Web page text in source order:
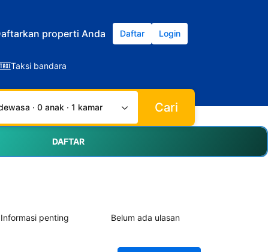
properti Anda Daftar Login
Taksi bandara
· 0 anak · 1 kamar Cari
DAFTAR
Informasi penting Belum ada ulasan